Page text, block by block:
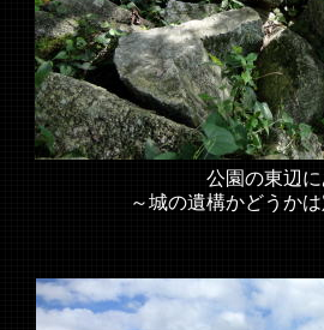
公園の東辺にあ
～城の遺構かどうか